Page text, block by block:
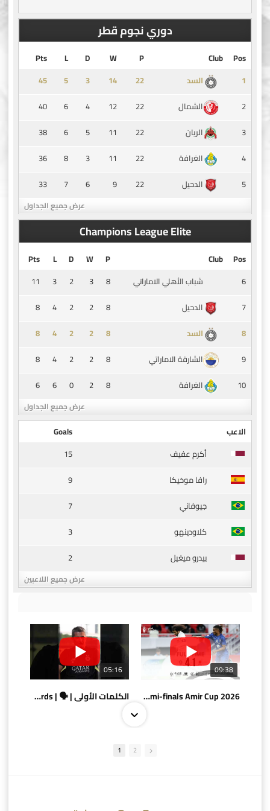
دوري نجوم قطر
Pos
Club
P
W
D
L
Pts
1
السد ‏22
14
3
5
45
2
الشمال 22
12
4
6
40
3
الريان 22
11
5
6
38
4
الغرافة 22
11
3
8
36
5
الدحيل 22
9
6
7
33
عرض جميع الجداول
Champions League Elite
Pos
Club
P
W
D
L
Pts
6
شباب الأهلي الاماراتي 8
3
2
3
11
7
الدحيل 8
2
2
4
8
8
السد 8
2
2
4
8
9
الشارقة الاماراتي 8
2
2
4
8
10
الغرافة 8
2
0
6
6
عرض جميع الجداول
الاعب
Goals
أكرم عفيف
15
رافا موخيكا
9
جيوفاني
7
كلاودينهو
3
بيدرو ميغيل
2
عرض جميع اللاعبين
05:16
الكلمات الأولى | 🗣 | First words
09:38
AlSadd 4/1 AlDuhail - Semi-finals Amir Cup 2026 #السد/ الدحيل
1 2